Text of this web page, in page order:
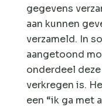
gegevens
aan kunnen
verzameld. In
aangetoond
onderdeel
verkregen is.
een “ik ga met